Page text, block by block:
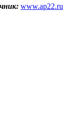
www.ap22.ru